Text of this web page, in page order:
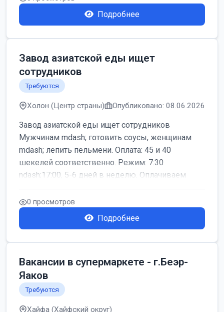
Подробнее
Завод азиатской еды ищет
сотрудников
Требуются
Холон (Центр страны) Опубликовано: 08.06.2026
Завод азиатской еды ищет сотрудников
Мужчинам mdash; готовить соусы, женщинам
mdash; лепить пельмени. Оплата: 45 и 40
шекелей соответственно. Режим: 7:30
ndash;17:00, 5-6 дней в неделю. Оплачиваем
дор...
0 просмотров
Подробнее
Вакансии в супермаркете - г.Беэр-
Яаков
Требуются
Хайфа (Хайфский округ)